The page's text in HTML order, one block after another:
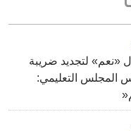
«نعم» لتجديد ضريبة
المجلس التعليمي: